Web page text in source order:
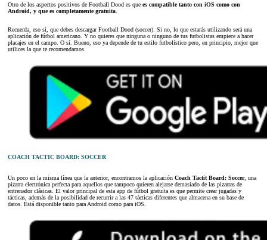
Otro de los aspectos positivos de Football Dood es que es compatible tanto con iOS como con
Android, y que es completamente gratuita
Recuerda, eso sí, que debes descargar Football Dood (soccer). Si no, lo que estarás utilizando será una
aplicación de fútbol americano. Y no quieres que ninguna o ninguno de tus futbolistas empiece a hacer
placajes en el campo. O sí. Bueno, eso ya depende de tu estilo futbolístico pero, en principio, mejor que
utilices la que te recomendamos.
COACH TACTIC BOARD: SOCCER
Un poco en la misma línea que la anterior, encontramos la aplicación Coach Tactit Board: Soccer, una
pizarra electrónica perfecta para aquellos que tampoco quieren alejarse demasiado de las pizarras de
entrenador clásicas. El valor principal de esta app de fútbol gratuita es que permite crear jugadas y
tácticas, además de la posibilidad de recurrir a las 47 tácticas diferentes que almacena en su base de
datos. Está disponible tanto para Android como para iOS.